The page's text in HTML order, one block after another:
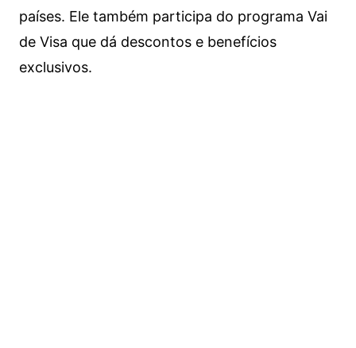
países. Ele também participa do programa Vai
de Visa que dá descontos e benefícios
exclusivos.